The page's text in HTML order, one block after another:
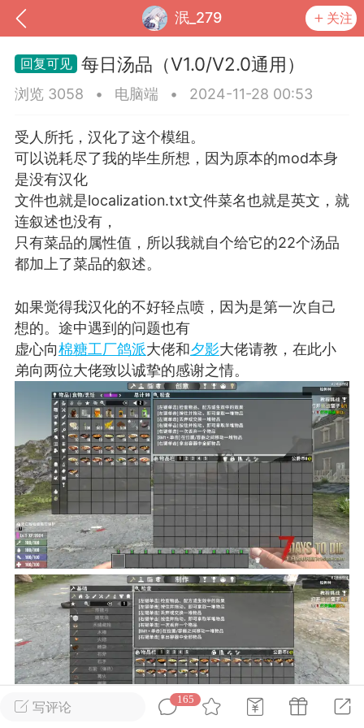
泯_279 关注
我的钱包 道具
MOD下载 攻略教程 联机招募
Lv.8
02-10 15:45
电脑端 其他&工具
卖挂
禁止发布联机可用的作弊模组，
单机辅助引流私下售卖服务器外挂！
作弊模组的发布规范近期收到一些信息
作弊模组在联机服务器使用,为了维护游
环境，中文网特此发布以下声明，规范
模组的发布行为：1. *...
汉
72 2.22w
大人
Lv.8
写评论
165
每日汤品（V1.0/V2.0通用）
浏览 3058 • 电脑端 • 2024-11-28 00:53
受人所托，汉化了这个模组。
可以说耗尽了我的毕生所想，因为原本的mod本身
是没有汉化
文件也就是localization.txt文件菜名也就是英文，就
连叙述也没有，
只有菜品的属性值，所以我就自个给它的22个汤品
都加上了菜品的叙述。
如果觉得我汉化的不好轻点喷，因为是第一次自己
想的。途中遇到的问题也有
虚心向棉糖工厂鸽派大佬和夕影大佬请教，在此小
弟向两位大佬致以诚挚的感谢之情。